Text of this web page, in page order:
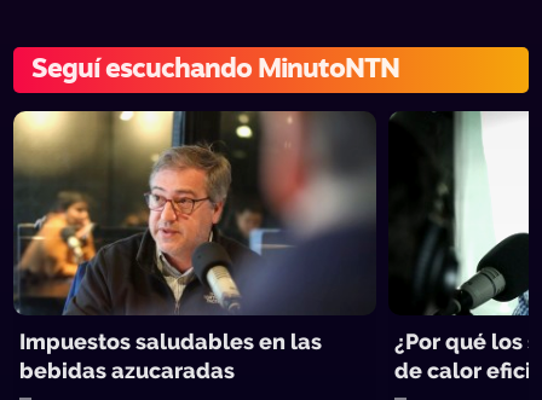
Seguí escuchando MinutoNTN
Impuestos saludables en las
bebidas azucaradas
¿Por qué los
de calor